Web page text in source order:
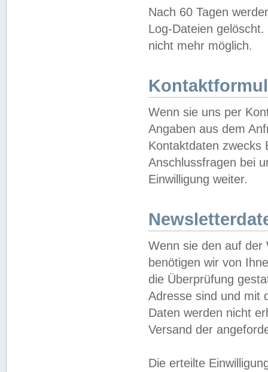
Nach 60 Tagen
Log-Dateien
nicht mehr möglich.
Wenn sie uns per
Angaben aus dem
Kontaktdaten zwecks
Anschlussfragen bei
Einwilligung weiter.
Wenn sie den auf der
benötigen wir von
die Überprüfung
Adresse sind und mit
Daten werden nicht
Versand der
Die erteilte